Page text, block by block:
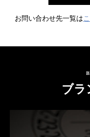
お問い合わせ先一覧は
ブラ